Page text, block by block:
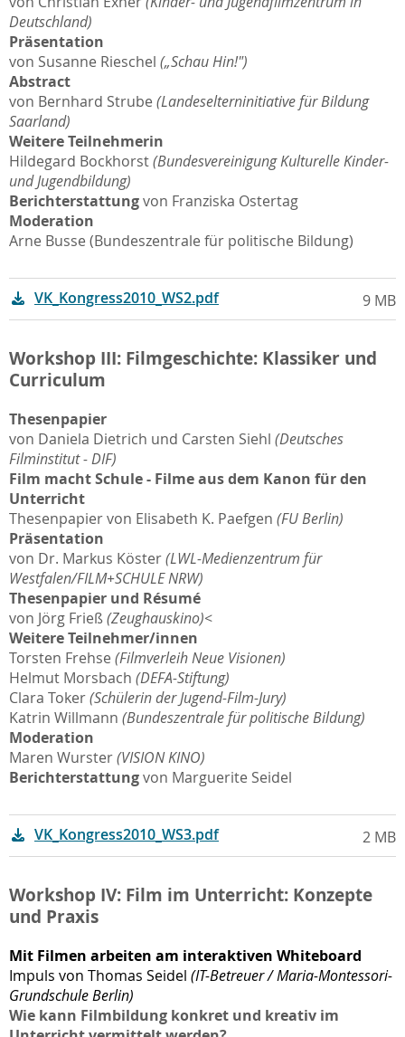
Deutschland)
Präsentation
von Susanne Rieschel („Schau Hin!")
Abstract
von Bernhard Strube (Landeselterninitiative für Bildung
Saarland)
Weitere Teilnehmerin
Hildegard Bockhorst(Bundesvereinigung Kulturelle Kinder-
und Jugendbildung)
Berichterstattungvon Franziska Ostertag
Moderation
Arne Busse (Bundeszentrale für politische Bildung)
VK_Kongress2010_WS2.pdf 9 MB
Workshop III: Filmgeschichte: Klassiker und
Curriculum
Thesenpapier
von Daniela Dietrich und Carsten Siehl (Deutsches
Filminstitut - DIF)
Film macht Schule - Filme aus dem Kanon für den
Unterricht
Thesenpapier von Elisabeth K. Paefgen (FU Berlin)
Präsentation
von Dr. Markus Köster(LWL-Medienzentrum für
Westfalen/FILM+SCHULE NRW)
Thesenpapier und Résumé
von Jörg Frieß(Zeughauskino)<
Weitere Teilnehmer/innen
Torsten Frehse (Filmverleih Neue Visionen)
Helmut Morsbach (DEFA-Stiftung)
Clara Toker(Schülerin der Jugend-Film-Jury)
Katrin Willmann (Bundeszentrale für politische Bildung)
Moderation
Maren Wurster(VISION KINO)
Berichterstattungvon Marguerite Seidel
VK_Kongress2010_WS3.pdf 2 MB
Workshop IV: Film im Unterricht: Konzepte
und Praxis
Mit Filmen arbeiten am interaktiven Whiteboard
Impuls von Thomas Seidel (IT-Betreuer / Maria-Montessori-
Grundschule Berlin)
Wie kann Filmbildung konkret und kreativ im